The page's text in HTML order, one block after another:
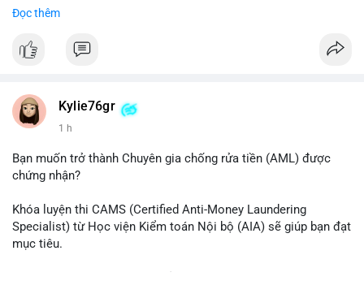
#vlikevn #titanbot
Đọc thêm
Kylie76gr
1 h
Bạn muốn trở thành Chuyên gia chống rửa tiền (AML) được
chứng nhận?
Khóa luyện thi CAMS (Certified Anti-Money Laundering
Specialist) từ Học viện Kiểm toán Nội bộ (AIA) sẽ giúp bạn đạt
mục tiêu.